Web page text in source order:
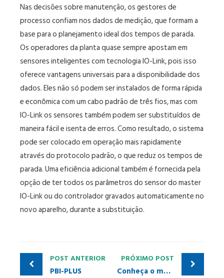
Nas decisões sobre manutenção, os gestores de
processo confiam nos dados de medição, que formam a
base para o planejamento ideal dos tempos de parada.
Os operadores da planta quase sempre apostam em
sensores inteligentes com tecnologia IO-Link, pois isso
oferece vantagens universais para a disponibilidade dos
dados. Eles não só podem ser instalados de forma rápida
e econômica com um cabo padrão de três fios, mas com
IO-Link os sensores também podem ser substituídos de
maneira fácil e isenta de erros. Como resultado, o sistema
pode ser colocado em operação mais rapidamente
através do protocolo padrão, o que reduz os tempos de
parada. Uma eficiência adicional também é fornecida pela
opção de ter todos os parâmetros do sensor do master
IO-Link ou do controlador gravados automaticamente no
novo aparelho, durante a substituição.
POST ANTERIOR
PBI-PLUS
PRÓXIMO POST
Conheça o manual de segurança cibernética da Altus com base na IEC 62443